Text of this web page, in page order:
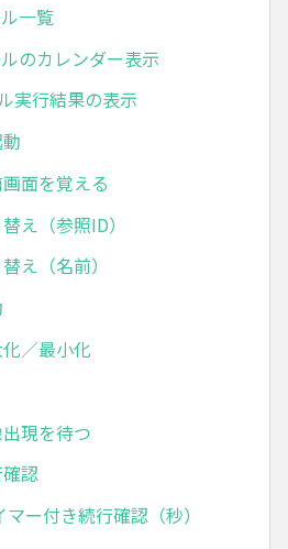
一覧
のカレンダー表示
実行結果の表示
面を覚える
え（参照ID）
え（名前）
／最小化
現を待つ
認
ー付き続行確認（秒）